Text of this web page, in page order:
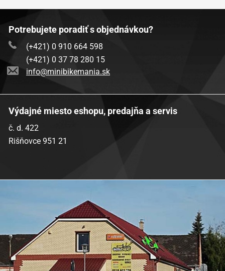
Potrebujete poradiť s objednávkou?
(+421) 0 910 664 598
(+421) 0 37 78 280 15
info@minibikemania.sk
Výdajné miesto eshopu, predajňa a servis
č. d. 422
Rišňovce 951 21